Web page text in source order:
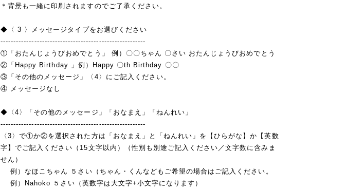
＊背景も一緒に印刷されますのでご了承ください。
◆〈 3 〉メッセージタイプをお選びください
--------------------------------------------------------
①「おたんじょうびおめでとう」 例）〇〇ちゃん 〇さい おたんじょうびおめでとう
②「Happy Birthday 」例）Happy 〇th Birthday 〇〇
③「その他のメッセージ」〈4〉にご記入ください。
④ メッセージなし
◆〈4〉「その他のメッセージ」「おなまえ」「ねんれい」
--------------------------------------------------------
〈3〉で①か②を選択された方は「おなまえ」と「ねんれい」を【ひらがな】か【英数
字】でご記入ください（15文字以内）（性別も別途ご記入ください／文字数に含みま
せん）
例）なほこちゃん ５さい（ちゃん・くんなどもご希望の場合はご記入ください。
例）Nahoko ５さい（英数字は大文字+小文字になります）